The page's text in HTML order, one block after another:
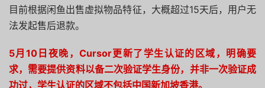
目前根据闲鱼出售虚拟物品特征，大概超过15天后，用户无
法发起售后退款。
5月10日夜晚，Cursor更新了学生认证的区域，明确要
求，需要提供资料以备二次验证学生身份，并非一次验证成
功过，学生认证的区域不包括中国新加坡香港。